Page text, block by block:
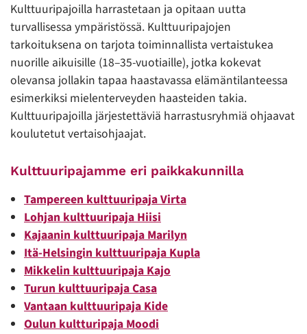
Kulttuuripajoilla harrastetaan ja opitaan uutta
turvallisessa ympäristössä. Kulttuuripajojen
tarkoituksena on tarjota toiminnallista vertaistukea
nuorille aikuisille (18–35-vuotiaille), jotka kokevat
olevansa jollakin tapaa haastavassa elämäntilanteessa
esimerkiksi mielenterveyden haasteiden takia.
Kulttuuripajoilla järjestettäviä harrastusryhmiä ohjaavat
koulutetut vertaisohjaajat.
Kulttuuripajamme eri paikkakunnilla
Tampereen kulttuuripaja Virta
Lohjan kulttuuripaja Hiisi
Kajaanin kulttuuripaja Marilyn
Itä-Helsingin kulttuuripaja Kupla
Mikkelin kulttuuripaja Kajo
Turun kulttuuripaja Casa
Vantaan kulttuuripaja Kide
Oulun kultturipaja Moodi